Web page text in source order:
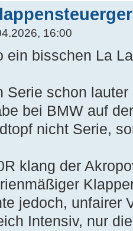
16:00
ein bisschen La
Serie schon
bei BMW auf
nicht Serie,
klang der
jedoch, unfairer
Intensiv, nur